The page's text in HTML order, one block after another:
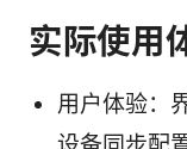
实际使用
用户体验：